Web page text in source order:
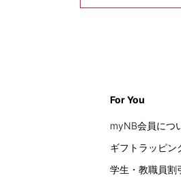
For You
myNB会員につ
ギフトラッピン
学生・教職員割